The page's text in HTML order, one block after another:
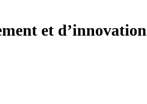
et d’innovation